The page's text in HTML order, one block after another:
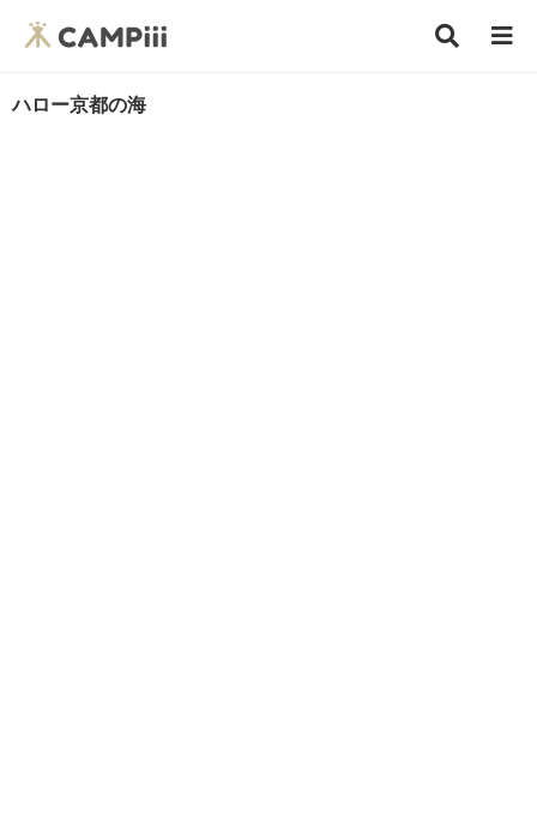
ハロー京都の海